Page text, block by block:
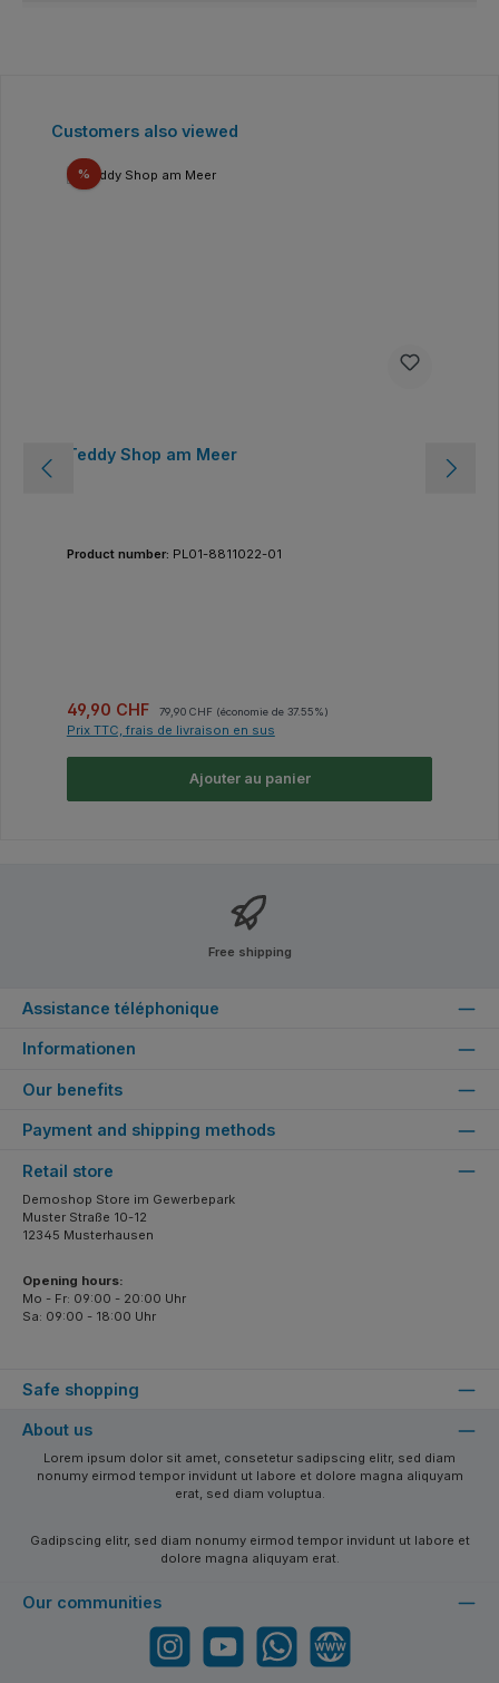
Ignorer la galerie de produits
Customers also viewed
%Réduction
Teddy Shop am Meer
Product number: PL01-8811022-01
Prix de vente :
49,90 CHF 79,90 CHF (économie de 37.55%)
Prix TTC, frais de livraison en sus
Ajouter au panier
Free shipping
Assistance téléphonique
Informationen
Our benefits
Payment and shipping methods
Safe shopping
Retail store
Demoshop Store im Gewerbepark
Muster Straße 10-12
12345 Musterhausen
Opening hours:
Mo - Fr: 09:00 - 20:00 Uhr
Sa: 09:00 - 18:00 Uhr
About us
Lorem ipsum dolor sit amet, consetetur sadipscing elitr, sed diam
nonumy eirmod tempor invidunt ut labore et dolore magna aliquyam
erat, sed diam voluptua.
Gadipscing elitr, sed diam nonumy eirmod tempor invidunt ut labore et
dolore magna aliquyam erat.
Our communities
Instagram YouTube WhatsApp Website